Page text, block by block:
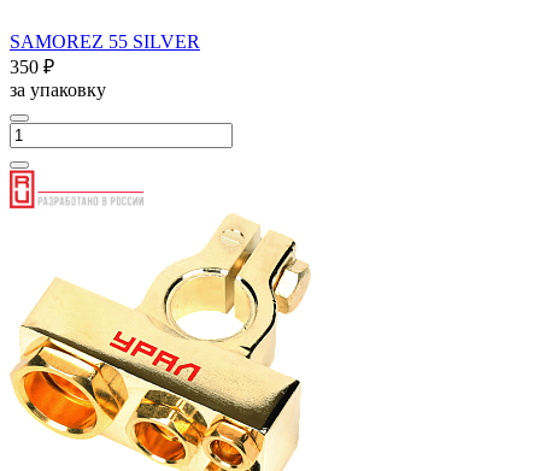
SAMOREZ 55 SILVER
350 ₽
за упаковку